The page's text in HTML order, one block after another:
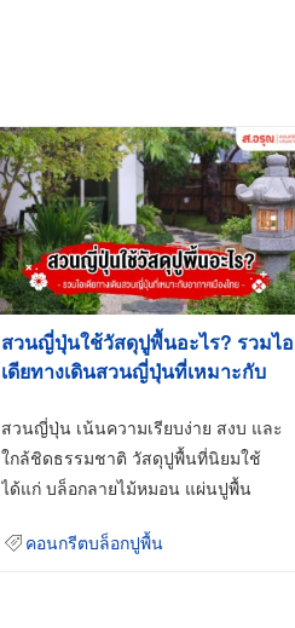
สวนญี่ปุ่นใช้วัสดุปูพื้นอะไร? รวมไอ
เดียทางเดินสวนญี่ปุ่นที่เหมาะกับ
สวนญี่ปุ่น เน้นความเรียบง่าย สงบ และ
ใกล้ชิดธรรมชาติ วัสดุปูพื้นที่นิยมใช้
ได้แก่ บล็อกลายไม้หมอน แผ่นปูพื้น
คอนกรีตบล็อกปูพื้น